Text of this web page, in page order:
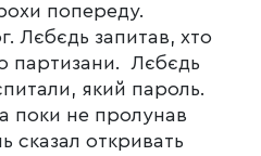
попереду.
Лєбєдь запитав, хто
партизани. Лєбєдь
який пароль.
поки не пролунав
сказал откривать